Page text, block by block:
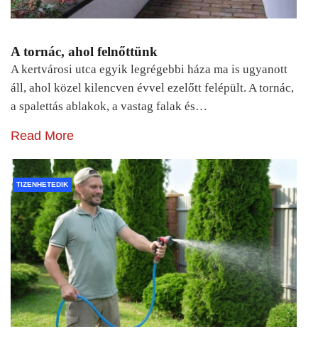
A tornác, ahol felnőttünk
A kertvárosi utca egyik legrégebbi háza ma is ugyanott
áll, ahol közel kilencven évvel ezelőtt felépült. A tornác,
a spalettás ablakok, a vastag falak és…
Read More
TIZENHETEDIK